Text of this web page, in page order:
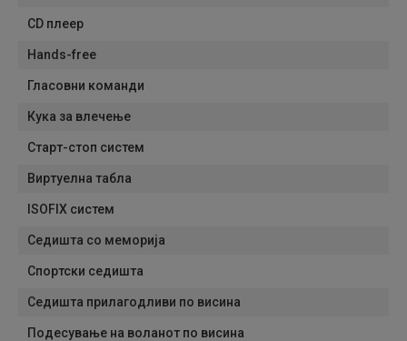
CD плеер
Hands-free
Гласовни команди
Кука за влечење
Старт-стоп систем
Виртуелна табла
ISOFIX систем
Седишта со меморија
Спортски седишта
Седишта прилагодливи по висина
Подесување на воланот по висина